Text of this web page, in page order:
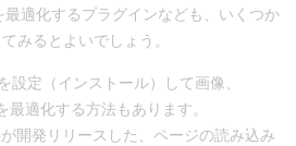
適化するプラグインなども、いくつか
みるとよいでしょう。
定（インストール）して画像、
適化する方法もあります。
開発リリースした、ページの読み込み